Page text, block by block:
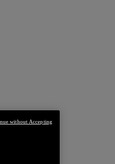
without Accepting